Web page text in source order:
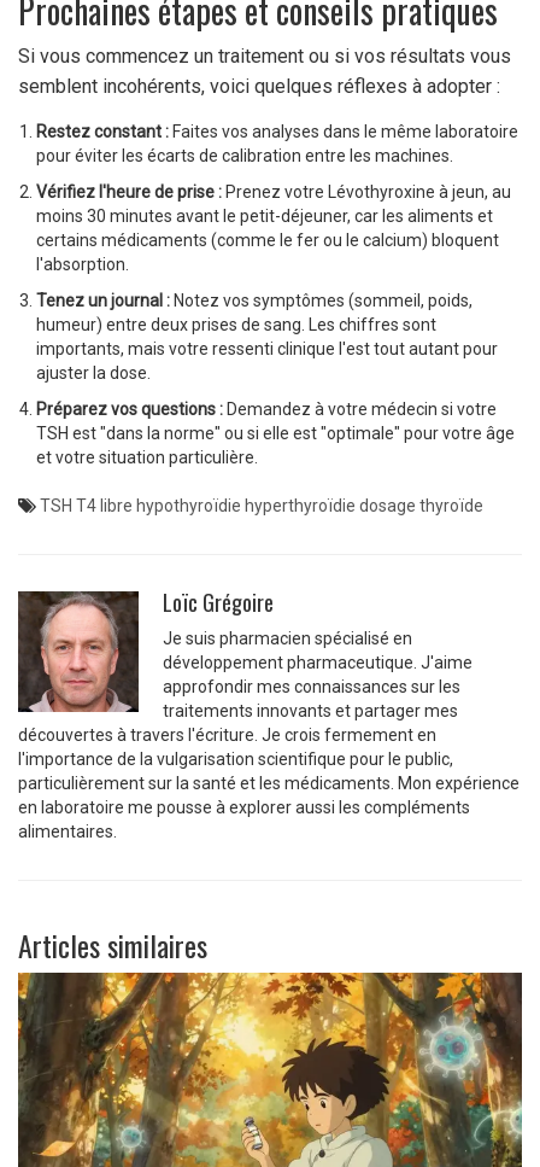
Prochaines étapes et conseils pratiques
Si vous commencez un traitement ou si vos résultats vous
semblent incohérents, voici quelques réflexes à adopter :
Restez constant : Faites vos analyses dans le même laboratoire
pour éviter les écarts de calibration entre les machines.
Vérifiez l'heure de prise : Prenez votre Lévothyroxine à jeun, au
moins 30 minutes avant le petit-déjeuner, car les aliments et
certains médicaments (comme le fer ou le calcium) bloquent
l'absorption.
Tenez un journal : Notez vos symptômes (sommeil, poids,
humeur) entre deux prises de sang. Les chiffres sont
importants, mais votre ressenti clinique l'est tout autant pour
ajuster la dose.
Préparez vos questions : Demandez à votre médecin si votre
TSH est "dans la norme" ou si elle est "optimale" pour votre âge
et votre situation particulière.
TSH T4 libre hypothyroïdie hyperthyroïdie dosage thyroïde
Loïc Grégoire
Je suis pharmacien spécialisé en
développement pharmaceutique. J'aime
approfondir mes connaissances sur les
traitements innovants et partager mes
découvertes à travers l'écriture. Je crois fermement en
l'importance de la vulgarisation scientifique pour le public,
particulièrement sur la santé et les médicaments. Mon expérience
en laboratoire me pousse à explorer aussi les compléments
alimentaires.
Articles similaires